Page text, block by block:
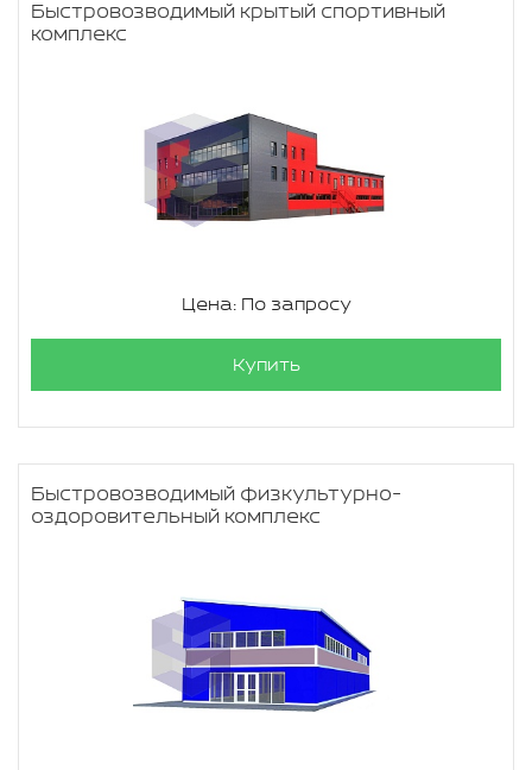
Быстровозводимый крытый спортивный
комплекс
Цена: По запросу
Купить
Быстровозводимый физкультурно-
оздоровительный комплекс